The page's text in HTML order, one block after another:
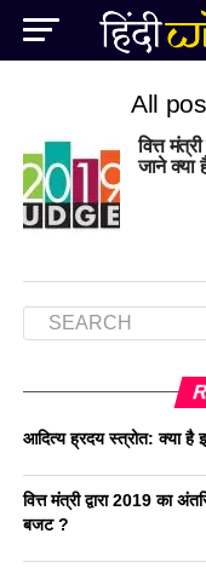
All
वित्त
जाने क्या
आदित्य ह्रदय स्त्रोत: क्या
वित्त मंत्री द्वारा 2019 का
बजट ?